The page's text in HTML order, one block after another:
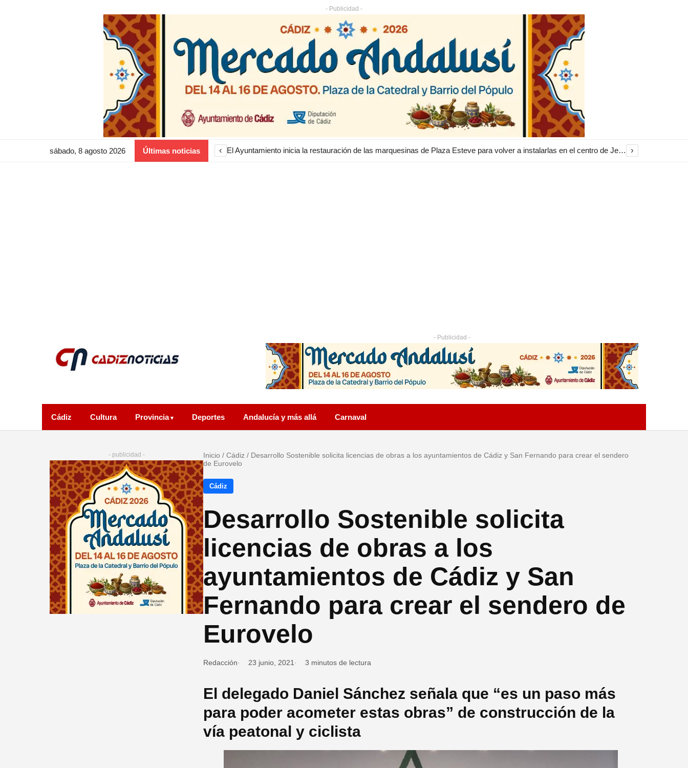
- Publicidad -
sábado, 8 agosto 2026 Últimas noticias ‹ El Ayuntamiento inicia la restauración de las marquesinas de Plaza Esteve para volver a instalarlas en el centro de Jerez ›
- Publicidad -
Cádiz Cultura Provincia Deportes Andalucía y más allá Carnaval
- publicidad - Inicio / Cádiz / Desarrollo Sostenible solicita licencias de obras a los ayuntamientos de Cádiz y San Fernando para crear el sendero
de Eurovelo
Cádiz
Desarrollo Sostenible solicita
licencias de obras a los
ayuntamientos de Cádiz y San
Fernando para crear el sendero de
Eurovelo
Redacción 23 junio, 2021 3 minutos de lectura
El delegado Daniel Sánchez señala que “es un paso más
para poder acometer estas obras” de construcción de la
vía peatonal y ciclista